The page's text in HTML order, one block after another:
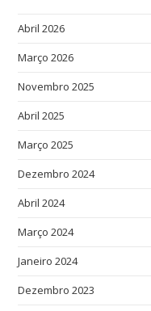
Abril 2026
Março 2026
Novembro 2025
Abril 2025
Março 2025
Dezembro 2024
Abril 2024
Março 2024
Janeiro 2024
Dezembro 2023